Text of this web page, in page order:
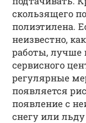
скользящего
полиэтилена.
неизвестно,
работы, лучше
сервисного
регулярные
появляется
появление с
снегу или